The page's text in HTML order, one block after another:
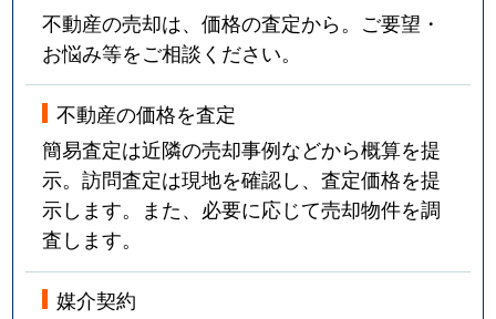
不動産の売却は、価格の査定から。ご要望・
お悩み等をご相談ください。
不動産の価格を査定
簡易査定は近隣の売却事例などから概算を提
示。訪問査定は現地を確認し、査定価格を提
示します。また、必要に応じて売却物件を調
査します。
媒介契約